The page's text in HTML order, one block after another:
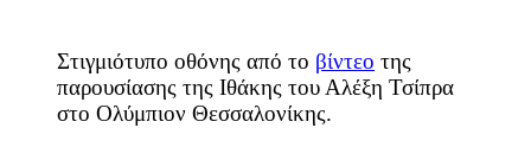
Στιγμιότυπο οθόνης από το βίντεο της
παρουσίασης της Ιθάκης του Αλέξη Τσίπρα
στο Ολύμπιον Θεσσαλονίκης.